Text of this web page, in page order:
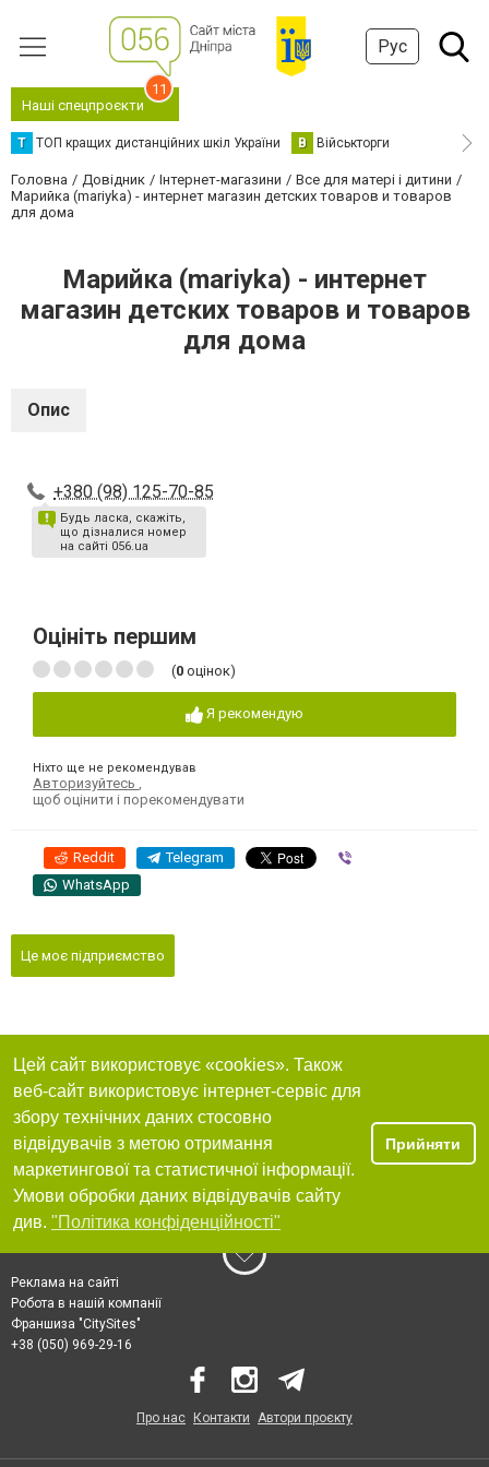
Рус
Наші спецпроєкти
11
Т ТОП кращих дистанційних шкіл України В Військторги
Головна Довідник Інтернет-магазини
Все для матері і дитини
Марийка (mariyka) - интернет магазин детских товаров и товаров
для дома
Марийка (mariyka) - интернет
магазин детских товаров и товаров
для дома
Опис
+380 (98) 125-70-85
Будь ласка, скажіть,
що дізналися номер
на сайті 056.ua
Оцініть першим
(0 оцінок)
Я рекомендую
Ніхто ще не рекомендував
Авторизуйтесь
щоб оцінити і порекомендувати
Reddit Telegram
WhatsApp
Це моє підприємство
Цей сайт використовує «cookies». Також
веб-сайт використовує інтернет-сервіс для
збору технічних даних стосовно
відвідувачів з метою отримання
маркетингової та статистичної інформації.
Умови обробки даних відвідувачів сайту
див. "Політика конфіденційності"
Прийняти
Реклама на сайті
Робота в нашій компанії
Франшиза "CitySites"
+38 (050) 969-29-16
Про нас Контакти Автори проєкту